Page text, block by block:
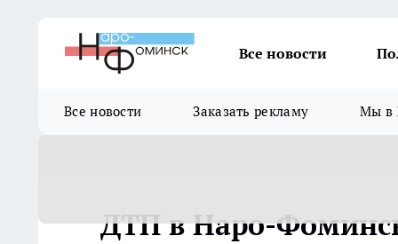
Все новости
Все новости Заказать рекламу Мы в
ДТП в Наро-